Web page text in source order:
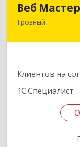
Веб
Грозный
Клиентов на
1С:Специалист